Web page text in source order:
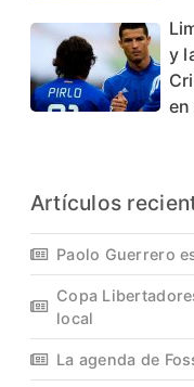
y
en
Artículos
Paolo Guerrero
Copa
local
La agenda de